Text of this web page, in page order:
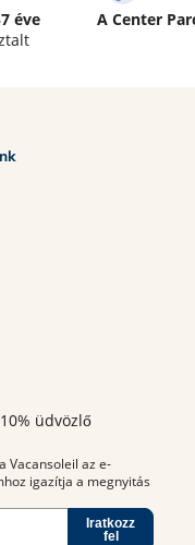
éve
A Center
üdvözlő
Vacansoleil az e-
igazítja a megnyitás
Iratkozz
fel